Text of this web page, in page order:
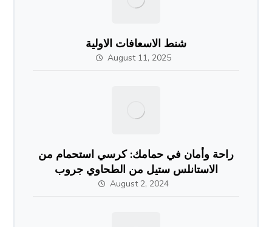
شنط الاسعافات الاولية
August 11, 2025
راحة وأمان في حمامك: كرسي استحمام من
الاستانلس ستيل من الطحاوي جروب
August 2, 2024